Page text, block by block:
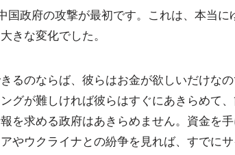
国政府の攻撃が最初です。これは、本当に
きな変化でした。
るのならば、彼らはお金が欲しいだけな
グが難しければ彼らはすぐにあきらめて
を求める政府はあきらめません。資金を手
やウクライナとの紛争を見れば、すでに